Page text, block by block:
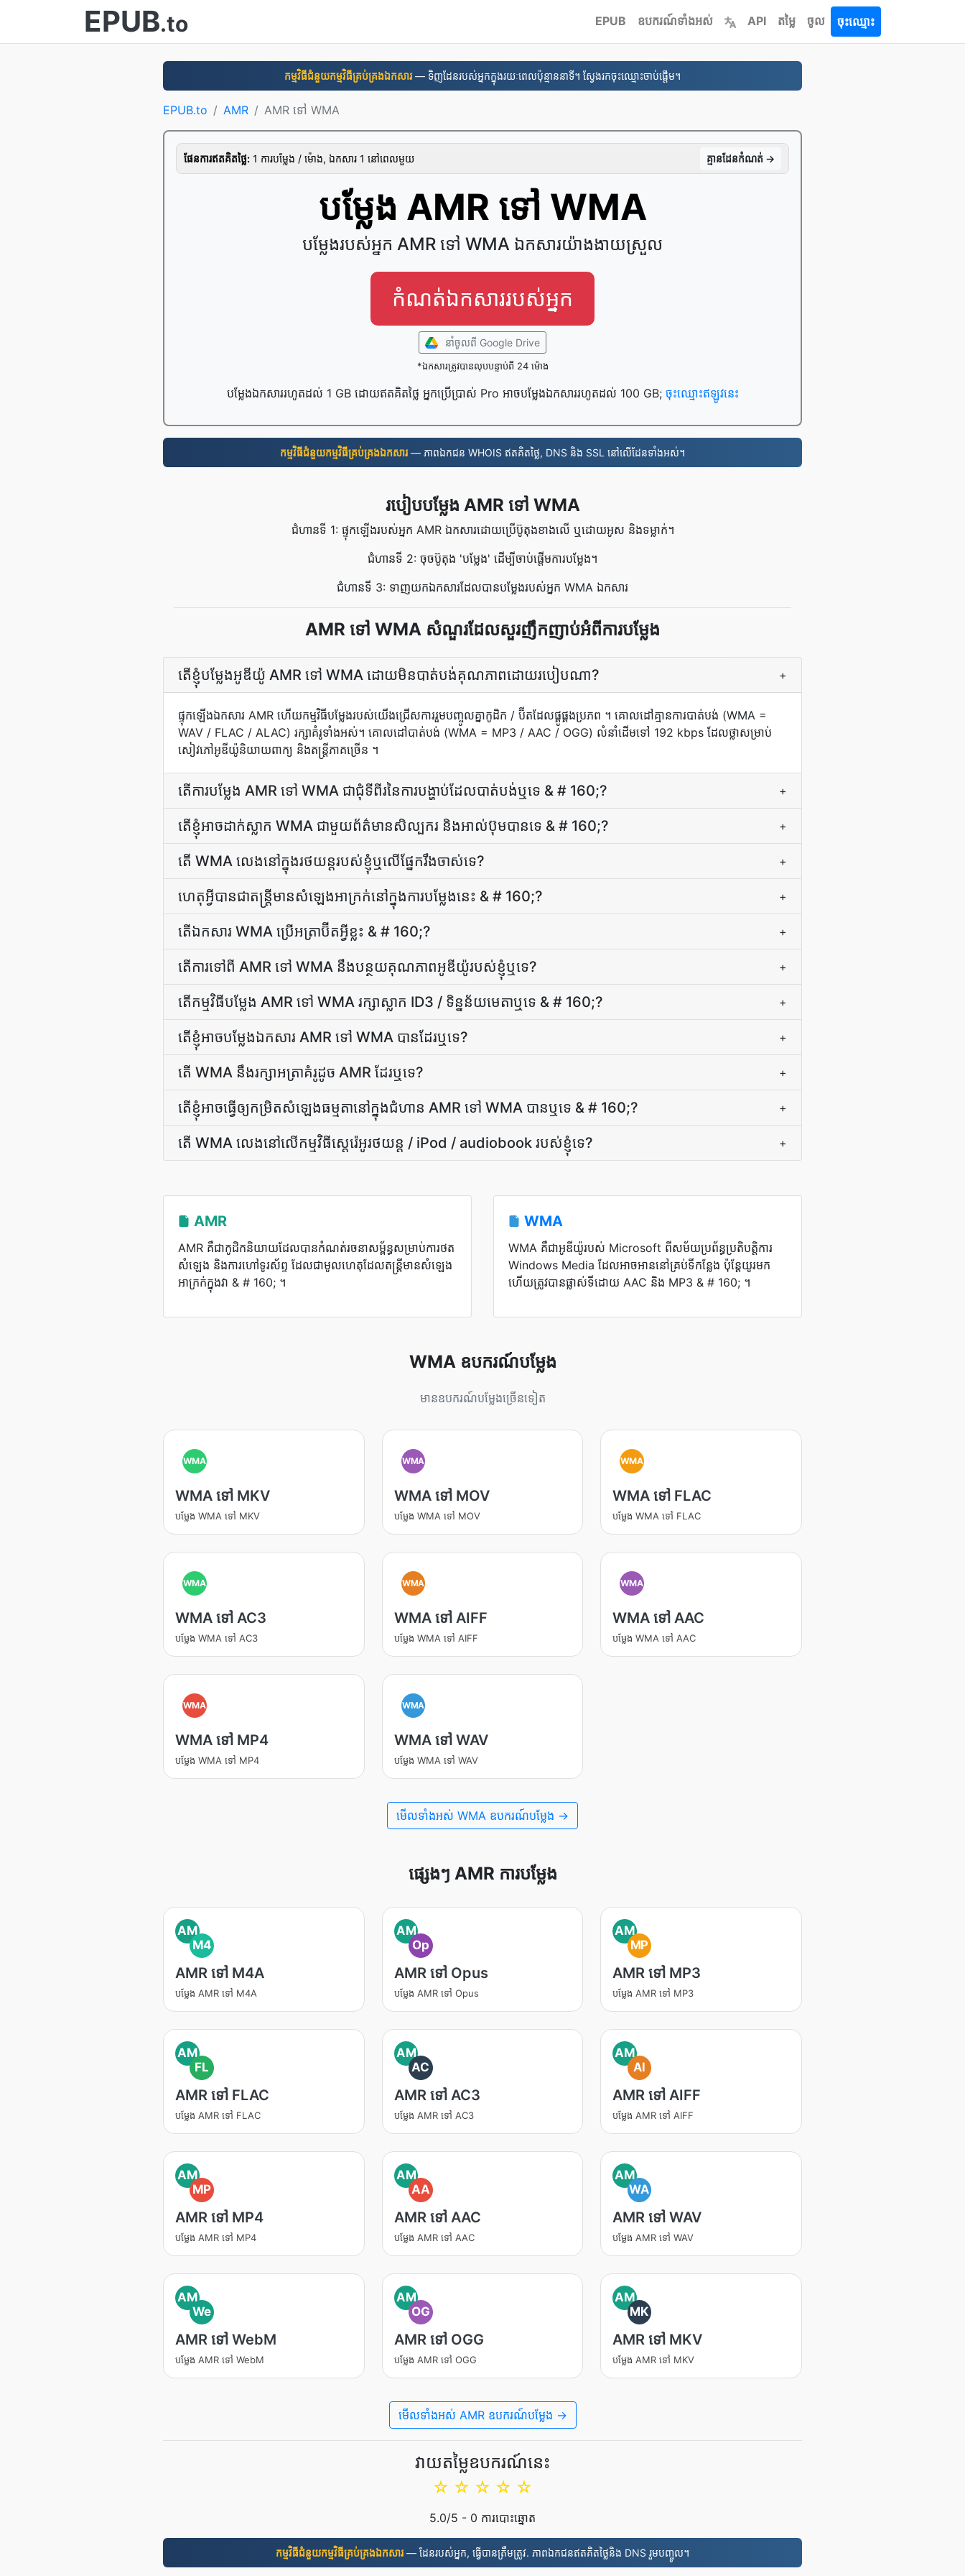
EPUB.to EPUB ឧបករណ៍​ទាំងអស់ API តម្លៃ ចូល ចុះឈ្មោះ
កម្មវិធី​ជំនួយ​កម្មវិធី​គ្រប់គ្រង​ឯកសារ— ទិញដែនរបស់អ្នកក្នុងរយៈពេលប៉ុន្មាននាទី។ ស្វែងរកចុះឈ្មោះចាប់ផ្តើម។
EPUB.to AMR AMR ទៅ WMA
ផែនការ​ឥត​គិត​ថ្លៃ: 1 ការ​បម្លែង / ម៉ោង, ឯកសារ 1 នៅ​ពេល​មួយ គ្មាន​ដែន​កំណត់ →
បម្លែង AMR ទៅ WMA
បម្លែងរបស់អ្នក AMR ទៅ WMA ឯកសារយ៉ាងងាយស្រួល
កំណត់​ឯកសារ​របស់​អ្នក
នាំចូល​ពី Google Drive
*ឯកសារត្រូវបានលុបបន្ទាប់ពី 24 ម៉ោង
បម្លែងឯកសាររហូតដល់ 1 GB ដោយឥតគិតថ្លៃ អ្នកប្រើប្រាស់ Pro អាចបម្លែងឯកសាររហូតដល់ 100 GB; ចុះឈ្មោះឥឡូវនេះ
កម្មវិធី​ជំនួយ​កម្មវិធី​គ្រប់គ្រង​ឯកសារ— ភាពឯកជន WHOIS ឥតគិតថ្លៃ, DNS និង SSL នៅលើដែនទាំងអស់។
របៀបបម្លែង AMR ទៅ WMA
ជំហានទី 1: ផ្ទុកឡើងរបស់អ្នក AMR ឯកសារដោយប្រើប៊ូតុងខាងលើ ឬដោយអូស និងទម្លាក់។
ជំហានទី 2: ចុចប៊ូតុង 'បម្លែង' ដើម្បីចាប់ផ្តើមការបម្លែង។
ជំហានទី 3: ទាញយកឯកសារដែលបានបម្លែងរបស់អ្នក WMA ឯកសារ
AMR ទៅ WMA សំណួរដែលសួរញឹកញាប់អំពីការបម្លែង
តើ​ខ្ញុំ​បម្លែង​អូឌីយ៉ូ AMR ទៅ WMA ដោយ​មិន​បាត់បង់​គុណភាព​ដោយ​របៀប​ណា? +
ផ្ទុក​ឡើង​ឯកសារ AMR ហើយ​កម្មវិធី​បម្លែង​របស់យើង​ជ្រើស​ការ​រួម​បញ្ចូល​គ្នា​កូដិក / ប៊ីត​ដែល​ផ្គូផ្គង​ប្រភព ។ គោលដៅ​គ្មាន​ការ​បាត់បង់ (WMA =
WAV / FLAC / ALAC) រក្សា​គំរូ​ទាំងអស់​។ គោលដៅ​បាត់បង់ (WMA = MP3 / AAC / OGG) លំនាំដើម​ទៅ 192 kbps ដែល​ថ្លា​សម្រាប់​
សៀវភៅ​អូឌីយ៉ូ​និយាយ​ពាក្យ និង​តន្ត្រី​ភាគច្រើន ។
តើ​ការ​បម្លែង AMR ទៅ WMA ជា​ជុំ​ទីពីរ​នៃ​ការ​បង្ហាប់​ដែល​បាត់បង់​ឬ​ទេ & # 160;? +
តើ​ខ្ញុំ​អាច​ដាក់​ស្លាក WMA ជាមួយ​ព័ត៌មាន​សិល្បករ និង​អាល់ប៊ុម​បាន​ទេ & # 160;? +
តើ WMA លេងនៅក្នុងរថយន្តរបស់ខ្ញុំឬលើផ្នែករឹងចាស់ទេ? +
ហេតុ​អ្វី​បាន​ជា​តន្ត្រី​មាន​សំឡេង​អាក្រក់​នៅ​ក្នុង​ការ​បម្លែង​នេះ & # 160;? +
តើ​ឯកសារ WMA ប្រើ​អត្រាប៊ីត​អ្វី​ខ្លះ & # 160;? +
តើ​ការ​ទៅ​ពី AMR ទៅ WMA នឹង​បន្ថយ​គុណភាព​អូឌីយ៉ូ​របស់​ខ្ញុំ​ឬ​ទេ? +
តើ​កម្មវិធី​បម្លែង AMR ទៅ WMA រក្សា​ស្លាក ID3 / ទិន្នន័យ​មេតា​ឬ​ទេ & # 160;? +
តើ​ខ្ញុំ​អាច​បម្លែង​ឯកសារ AMR ទៅ WMA បាន​ដែរឬទេ? +
តើ WMA នឹង​រក្សា​អត្រា​គំរូ​ដូច AMR ដែរឬទេ? +
តើ​ខ្ញុំ​អាច​ធ្វើ​ឲ្យ​កម្រិត​សំឡេង​ធម្មតា​នៅ​ក្នុង​ជំហាន AMR ទៅ WMA បាន​ឬ​ទេ & # 160;? +
តើ WMA លេងនៅលើកម្មវិធីស្តេរ៉េអូរថយន្ត / iPod / audiobook របស់ខ្ញុំទេ? +
AMR
AMR គឺ​ជា​កូដិក​និយាយ​ដែល​បាន​កំណត់​រចនាសម្ព័ន្ធ​សម្រាប់​ការ​ថត​
សំឡេង និង​ការ​ហៅ​ទូរស័ព្ទ ដែល​ជា​មូលហេតុ​ដែល​តន្ត្រី​មាន​សំឡេង​
អាក្រក់​ក្នុង​វា & # 160; ។
WMA
WMA គឺ​ជា​អូឌីយ៉ូ​របស់ Microsoft ពី​សម័យ​ប្រព័ន្ធ​ប្រតិបត្តិការ
Windows Media ដែល​អាច​អាន​នៅ​គ្រប់​ទីកន្លែង​ ប៉ុន្តែ​យូរ​មក​
ហើយ​ត្រូវ​បាន​ផ្លាស់ទី​ដោយ AAC និង MP3 & # 160; ។
WMA ឧបករណ៍បម្លែង
មានឧបករណ៍បម្លែងច្រើនទៀត
WMA
WMA ទៅ MKV
បម្លែង WMA ទៅ MKV
WMA
WMA ទៅ MOV
បម្លែង WMA ទៅ MOV
WMA
WMA ទៅ FLAC
បម្លែង WMA ទៅ FLAC
WMA
WMA ទៅ AC3
បម្លែង WMA ទៅ AC3
WMA
WMA ទៅ AIFF
បម្លែង WMA ទៅ AIFF
WMA
WMA ទៅ AAC
បម្លែង WMA ទៅ AAC
WMA
WMA ទៅ MP4
បម្លែង WMA ទៅ MP4
WMA
WMA ទៅ WAV
បម្លែង WMA ទៅ WAV
មើល​ទាំងអស់ WMA ឧបករណ៍បម្លែង →
ផ្សេងៗ AMR ការបម្លែង
AM
M4
AMR ទៅ M4A
បម្លែង AMR ទៅ M4A
AM
Op
AMR ទៅ Opus
បម្លែង AMR ទៅ Opus
AM
MP
AMR ទៅ MP3
បម្លែង AMR ទៅ MP3
AM
FL
AMR ទៅ FLAC
បម្លែង AMR ទៅ FLAC
AM
AC
AMR ទៅ AC3
បម្លែង AMR ទៅ AC3
AM
AI
AMR ទៅ AIFF
បម្លែង AMR ទៅ AIFF
AM
MP
AMR ទៅ MP4
បម្លែង AMR ទៅ MP4
AM
AA
AMR ទៅ AAC
បម្លែង AMR ទៅ AAC
AM
WA
AMR ទៅ WAV
បម្លែង AMR ទៅ WAV
AM
We
AMR ទៅ WebM
បម្លែង AMR ទៅ WebM
AM
OG
AMR ទៅ OGG
បម្លែង AMR ទៅ OGG
AM
MK
AMR ទៅ MKV
បម្លែង AMR ទៅ MKV
មើល​ទាំងអស់ AMR ឧបករណ៍បម្លែង →
វាយតម្លៃឧបករណ៍នេះ
☆
☆
☆
☆
☆
5.0/5 - 0 ការបោះឆ្នោត
កម្មវិធី​ជំនួយ​កម្មវិធី​គ្រប់គ្រង​ឯកសារ— ដែនរបស់អ្នក, ធ្វើបានត្រឹមត្រូវ. ភាពឯកជនឥតគិតថ្លៃនិង DNS រួមបញ្ចូល។